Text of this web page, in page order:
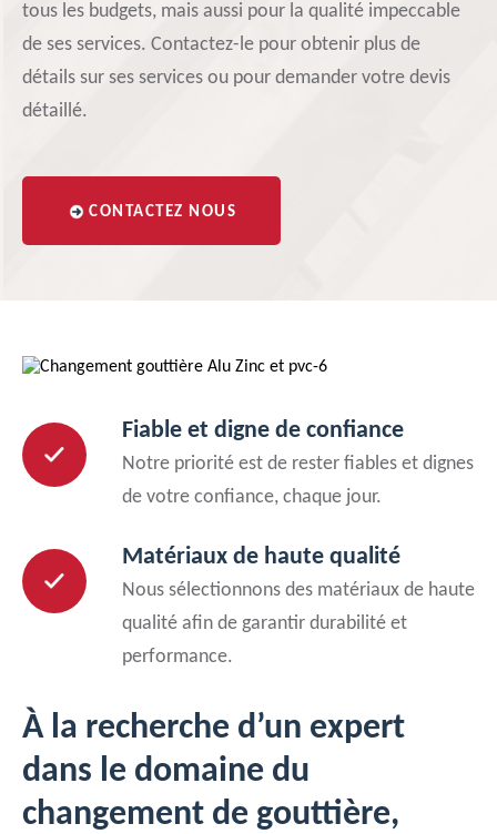
tous les budgets, mais aussi pour la qualité impeccable
de ses services. Contactez-le pour obtenir plus de
détails sur ses services ou pour demander votre devis
détaillé.
CONTACTEZ NOUS
Fiable et digne de confiance
Notre priorité est de rester fiables et dignes
de votre confiance, chaque jour.
Matériaux de haute qualité
Nous sélectionnons des matériaux de haute
qualité afin de garantir durabilité et
performance.
À la recherche d’un expert
dans le domaine du
changement de gouttière,